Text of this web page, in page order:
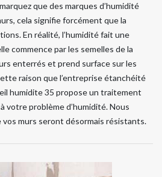
que des marques d’humidité
cela signifie forcément que la
En réalité, l’humidité fait une
commence par les semelles de la
enterrés et prend surface sur les
raison que l’entreprise étanchéité
humidite 35 propose un traitement
votre problème d’humidité. Nous
murs seront désormais résistants.